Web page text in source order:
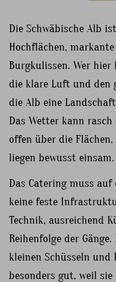
Die Schwäbische Alb
Hochflächen,
Burgkulissen. Wer hier
die klare Luft und den
die Alb eine
Das Wetter kann
offen über die
liegen bewusst einsam.
Das Catering muss
keine feste
Technik, ausreichend
Reihenfolge der
kleinen Schüsseln
besonders gut, weil